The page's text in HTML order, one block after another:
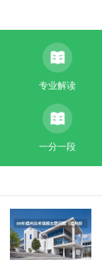
专业解读
一分一段